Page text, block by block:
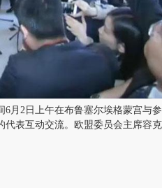
2日上午在布鲁塞尔埃格蒙宫与参
表互动交流。欧盟委员会主席容克